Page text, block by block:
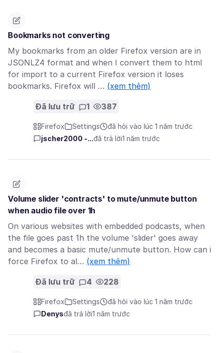
Bookmarks not converting
My bookmarks from an older Firefox version are in
JSONLZ4 format and when I convert them to html
for import to a current Firefox version it loses
bookmarks. Firefox will … (xem thêm)
Đã lưu trữ 1 387
Firefox Settings
đã hỏi vào lúc 1 năm trước
jscher2000 -...đã trả lời1 năm trước
Volume slider 'contracts' to mute/unmute button
when audio file over 1h
On various websites with embedded podcasts, when
the file goes past 1h the volume 'slider' goes away
and becomes a basic mute/unmute button. How can i
force Firefox to al… (xem thêm)
Đã lưu trữ 4 228
Firefox Settings
đã hỏi vào lúc 1 năm trước
Denysđã trả lời1 năm trước